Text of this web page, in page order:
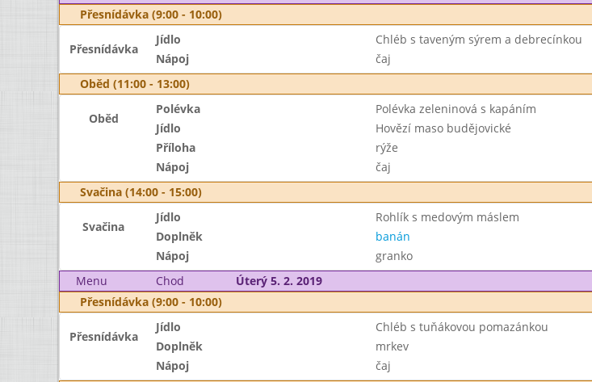
Přesnídávka (9:00 - 10:00)
Přesnídávka
Jídlo Chléb s taveným sýrem a debrecínkou
Nápoj
čaj
Oběd (11:00 - 13:00)
Oběd
Polévka
Polévka zeleninová s kapáním
Jídlo
Hovězí maso budějovické
Příloha
rýže
Nápoj
čaj
Svačina (14:00 - 15:00)
Svačina
Jídlo Rohlík s medovým máslem
Doplněk
banán
Nápoj
granko
Menu
Chod Úterý 5. 2. 2019
Přesnídávka (9:00 - 10:00)
Přesnídávka
Jídlo Chléb s tuňákovou pomazánkou
Doplněk
mrkev
Nápoj
čaj